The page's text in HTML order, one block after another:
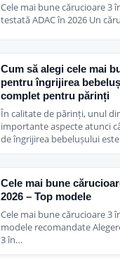
Cele mai bune cărucioare 3
testată ADAC în 2026 Un
Cum să alegi cele mai
pentru îngrijirea
complet pentru părinți
În calitate de părinți, unul
importante aspecte atunci
de îngrijirea bebelușului
Cele mai bune
2026 – Top modele
Cele mai bune cărucioare 3
modele recomandate
3 în…